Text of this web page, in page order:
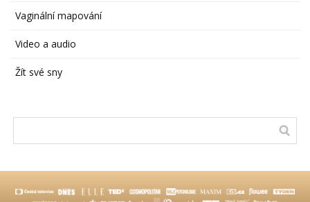
Vaginální mapování
Video a audio
Žít své sny